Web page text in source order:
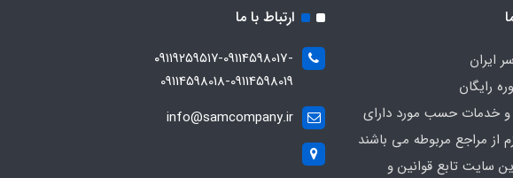
ایران
رایگان
و خدمات حسب مورد دارای
از مراجع مربوطه می باشند
سایت تابع قوانین و
ارتباط با ما
۰۹۱۱۹۲۵۹۵۱۷-09114598017-
09114598018-09114598019
info@samcompany.ir